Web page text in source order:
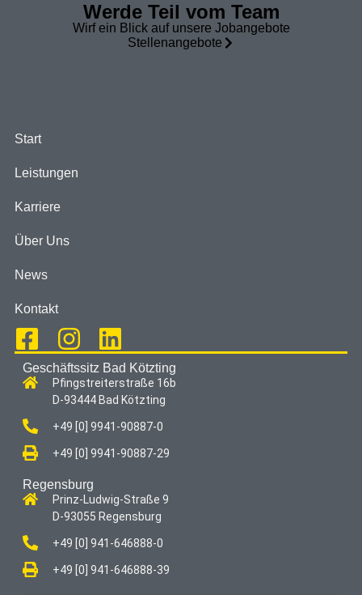
Werde Teil vom Team
Wirf ein Blick auf unsere Jobangebote
Stellenangebote
Start
Leistungen
Karriere
Über Uns
News
Kontakt
Geschäftssitz Bad Kötzting
Pfingstreiterstraße 16b
D-93444 Bad Kötzting
+49 [0] 9941-90887-0
+49 [0] 9941-90887-29
Regensburg
Prinz-Ludwig-Straße 9
D-93055 Regensburg
+49 [0] 941-646888-0
+49 [0] 941-646888-39